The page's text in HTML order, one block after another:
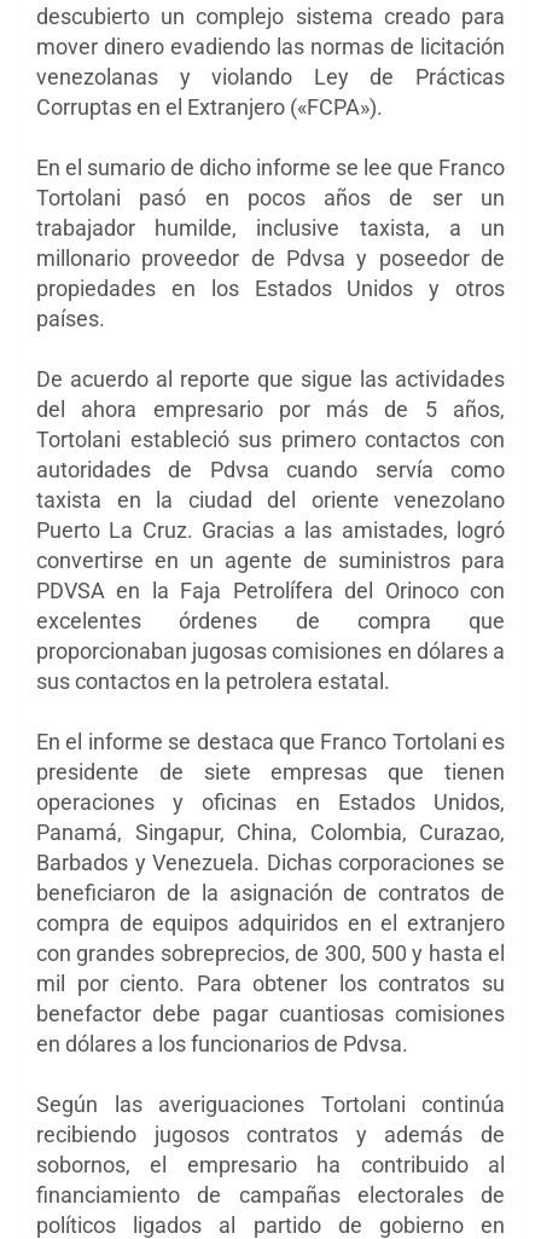
descubierto un complejo sistema creado para
mover dinero evadiendo las normas de licitación
venezolanas y violando Ley de Prácticas
Corruptas en el Extranjero («FCPA»).
En el sumario de dicho informe se lee que Franco
Tortolani pasó en pocos años de ser un
trabajador humilde, inclusive taxista, a un
millonario proveedor de Pdvsa y poseedor de
propiedades en los Estados Unidos y otros
países.
De acuerdo al reporte que sigue las actividades
del ahora empresario por más de 5 años,
Tortolani estableció sus primero contactos con
autoridades de Pdvsa cuando servía como
taxista en la ciudad del oriente venezolano
Puerto La Cruz. Gracias a las amistades, logró
convertirse en un agente de suministros para
PDVSA en la Faja Petrolífera del Orinoco con
excelentes órdenes de compra que
proporcionaban jugosas comisiones en dólares a
sus contactos en la petrolera estatal.
En el informe se destaca que Franco Tortolani es
presidente de siete empresas que tienen
operaciones y oficinas en Estados Unidos,
Panamá, Singapur, China, Colombia, Curazao,
Barbados y Venezuela. Dichas corporaciones se
beneficiaron de la asignación de contratos de
compra de equipos adquiridos en el extranjero
con grandes sobreprecios, de 300, 500 y hasta el
mil por ciento. Para obtener los contratos su
benefactor debe pagar cuantiosas comisiones
en dólares a los funcionarios de Pdvsa.
Según las averiguaciones Tortolani continúa
recibiendo jugosos contratos y además de
sobornos, el empresario ha contribuido al
financiamiento de campañas electorales de
políticos ligados al partido de gobierno en